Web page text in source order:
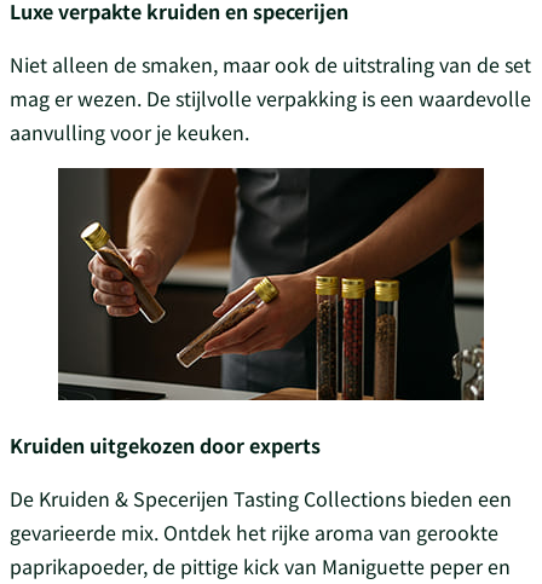
Luxe verpakte kruiden en specerijen
Niet alleen de smaken, maar ook de uitstraling van de set
mag er wezen. De stijlvolle verpakking is een waardevolle
aanvulling voor je keuken.
Kruiden uitgekozen door experts
De Kruiden & Specerijen Tasting Collections bieden een
gevarieerde mix. Ontdek het rijke aroma van gerookte
paprikapoeder, de pittige kick van Maniguette peper en